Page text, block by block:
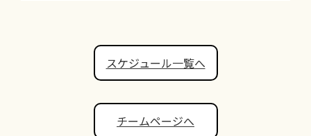
スケジュール一覧へ
チームページへ